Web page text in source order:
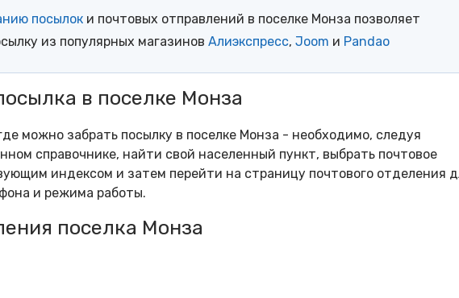
посылок и почтовых отправлений в поселке Монза позволяет
из популярных магазинов Алиэкспресс, Joom и Pandao
в поселке Монза
можно забрать посылку в поселке Монза - необходимо, следуя
справочнике, найти свой населенный пункт, выбрать почтовое
индексом и затем перейти на страницу почтового отделения
и режима работы.
поселка Монза